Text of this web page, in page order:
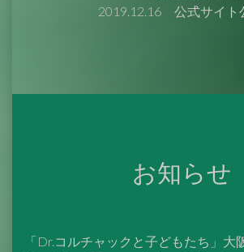
2019.12.16 公式サイト
お知らせ
「Dr.コルチャックと子どもたち」大